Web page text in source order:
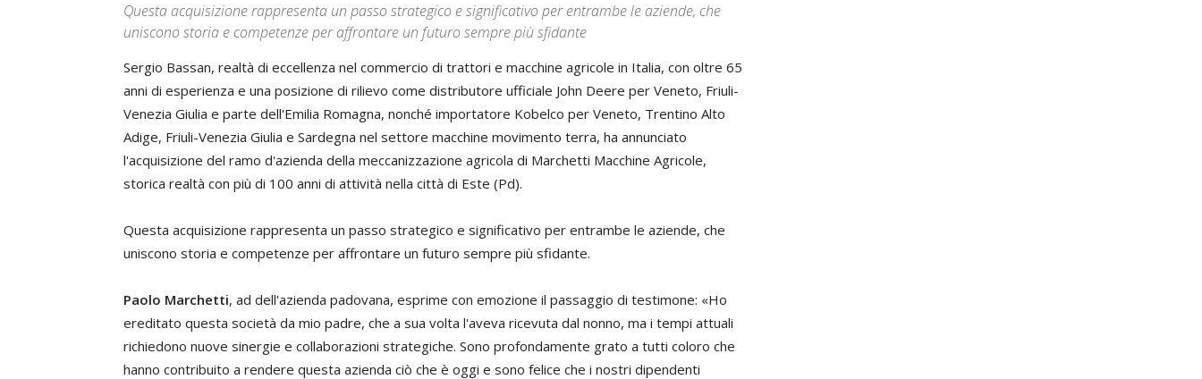
Questa acquisizione rappresenta un passo strategico e significativo per entrambe le aziende, che
uniscono storia e competenze per affrontare un futuro sempre più sfidante
Sergio Bassan, realtà di eccellenza nel commercio di trattori e macchine agricole in Italia, con oltre 65
anni di esperienza e una posizione di rilievo come distributore ufficiale John Deere per Veneto, Friuli-
Venezia Giulia e parte dell'Emilia Romagna, nonché importatore Kobelco per Veneto, Trentino Alto
Adige, Friuli-Venezia Giulia e Sardegna nel settore macchine movimento terra, ha annunciato
l'acquisizione del ramo d'azienda della meccanizzazione agricola di Marchetti Macchine Agricole,
storica realtà con più di 100 anni di attività nella città di Este (Pd).
Questa acquisizione rappresenta un passo strategico e significativo per entrambe le aziende, che
uniscono storia e competenze per affrontare un futuro sempre più sfidante.
Paolo Marchetti, ad dell'azienda padovana, esprime con emozione il passaggio di testimone: «Ho
ereditato questa società da mio padre, che a sua volta l'aveva ricevuta dal nonno, ma i tempi attuali
richiedono nuove sinergie e collaborazioni strategiche. Sono profondamente grato a tutti coloro che
hanno contribuito a rendere questa azienda ciò che è oggi e sono felice che i nostri dipendenti